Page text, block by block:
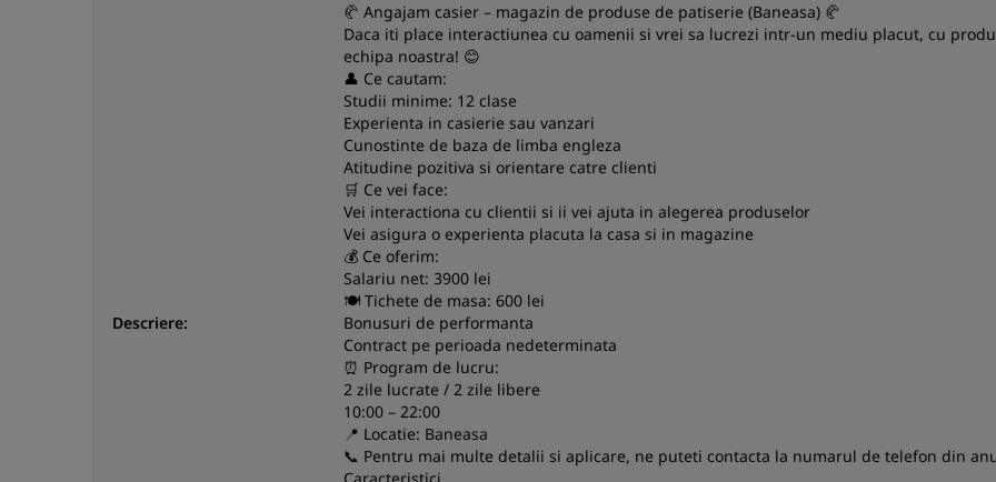
Descriere:
🥐 Angajam casier – magazin de produse de patiserie (Baneasa) 🥐
Daca iti place interactiunea cu oamenii si vrei sa lucrezi intr-un mediu placut, cu
echipa noastra! 😊
👤 Ce cautam:
Studii minime: 12 clase
Experienta in casierie sau vanzari
Cunostinte de baza de limba engleza
Atitudine pozitiva si orientare catre clienti
🛒 Ce vei face:
Vei interactiona cu clientii si ii vei ajuta in alegerea produselor
Vei asigura o experienta placuta la casa si in magazine
💰 Ce oferim:
Salariu net: 3900 lei
🍽️ Tichete de masa: 600 lei
Bonusuri de performanta
Contract pe perioada nedeterminata
⏰ Program de lucru:
2 zile lucrate / 2 zile libere
10:00 – 22:00
📍 Locatie: Baneasa
📞 Pentru mai multe detalii si aplicare, ne puteti contacta la numarul de telefon din